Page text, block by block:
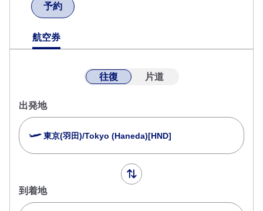
予約
航空券
往復 片道
出発地
東京(羽田)/Tokyo (Haneda)[HND]
到着地